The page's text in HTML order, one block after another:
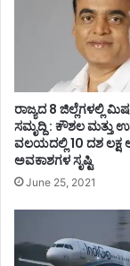
ರಾಜ್ಯದ 8 ಜಿಲ್ಲೆಗಳಲ್ಲಿ
ಸಮೃದ್ದಿ : ಕೌಶಲ ಮತ್ತು
ವಲಯದಲ್ಲಿ 10 ದಶ ಲಕ್ಷ
ಅವಕಾಶಗಳ ಸೃಷ್ಟಿ
June 25, 2021